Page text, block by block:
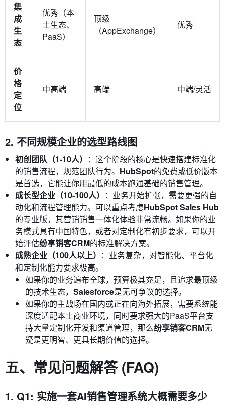
集
成
生
态
优秀（本
土生态、
PaaS）
顶级
（AppExchange）
优秀
价
格
定
位
中高端 高端 中端/灵活
2. 不同规模企业的选型路线图
初创团队（1-10人） ：这个阶段的核心是快速搭建标准化
的销售流程，规范团队行为。 HubSpot的免费或低价版本
是首选，它能让你用最低的成本跑通基础的销售管理。
成长型企业（10-100人） ：业务开始扩张，需要更强的自
动化和流程管理能力。可以重点考虑HubSpot Sales Hub
的专业版，其营销销售一体化体验非常流畅。如果你的业
务模式具有中国特色，或者对定制化有初步要求，可以开
始评估纷享销客CRM的标准解决方案。
成熟企业（100人以上） ：业务复杂，对智能化、平台化
和定制化能力要求极高。
如果你的业务遍布全球，预算极其充足，且追求最顶级
的技术生态， Salesforce是无可争议的选择。
如果你的主战场在国内或正在向海外拓展，需要系统能
深度适配本土商业环境，同时要求强大的PaaS平台支
持大量定制化开发和渠道管理，那么纷享销客CRM无
疑是更明智、更具长期价值的选择。
五、常见问题解答 (FAQ)
1. Q1: 实施一套AI销售管理系统大概需要多少